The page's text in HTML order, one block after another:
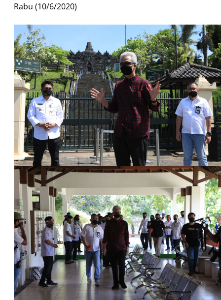
Rabu (10/6/2020)